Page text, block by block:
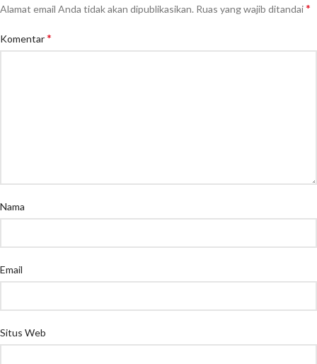
Alamat email Anda tidak akan dipublikasikan. Ruas yang wajib ditandai*
Komentar*
Nama
Email
Situs Web